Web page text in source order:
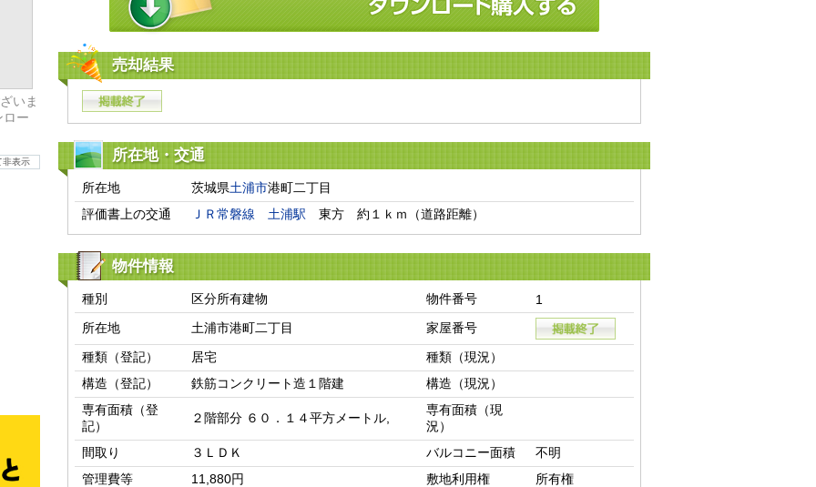
いま
ロー
非表示
売却結果
所在地・交通
所在地 茨城県土浦市港町二丁目
評価書上の交通
ＪＲ常磐線 土浦駅 東方　約１ｋｍ（道路距離）
物件情報
種別 区分所有建物 物件番号
1
所在地
土浦市港町二丁目
家屋番号
種類（登記）
居宅
種類（現況）
構造（登記）
鉄筋コンクリート造１階建
構造（現況）
専有面積（登
記）
２階部分 ６０．１４平方メートル,
専有面積（現
況）
間取り
３ＬＤＫ バルコニー面積
不明
管理費等
11,880円 敷地利用権
所有権